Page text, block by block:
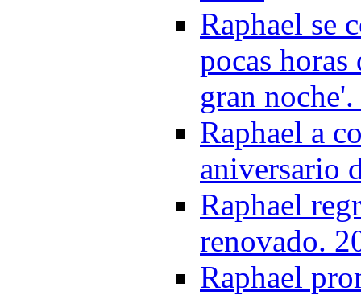
Raphael se
pocas
gran
Raphael a
aniversario
Raphael
renovado.
Raphael